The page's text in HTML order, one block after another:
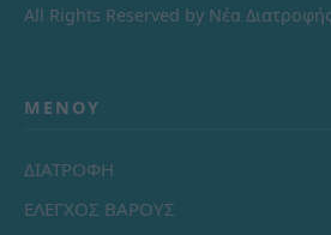
All Rights Reserved by Νέα
ΜΕΝΟΎ
ΔΙΑΤΡΟΦΗ
ΕΛΕΓΧΟΣ ΒΑΡΟΥΣ